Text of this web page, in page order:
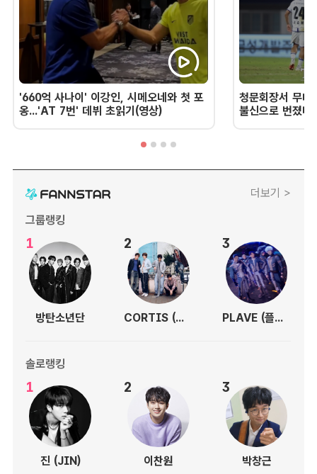
'660억 사나이' 이강인, 시메오네와 첫 포
옹...'AT 7번' 데뷔 초읽기(영상)
청문회장서 무너
불신으로 번졌
더보기 >
그룹랭킹
1
방탄소년단
2
CORTIS (코르티스)
3
PLAVE (플레이브)
솔로랭킹
1
진 (JIN)
2
이찬원
3
박창근